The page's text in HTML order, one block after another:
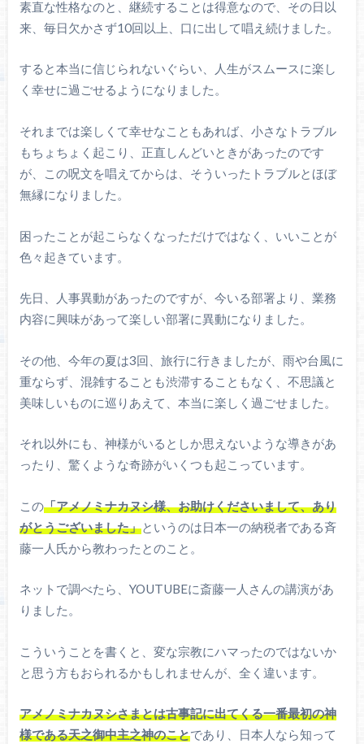
素直な性格なのと、継続することは得意なので、その日以
来、毎日欠かさず10回以上、口に出して唱え続けました。
すると本当に信じられないぐらい、人生がスムースに楽し
く幸せに過ごせるようになりました。
それまでは楽しくて幸せなこともあれば、小さなトラブル
もちょちょく起こり、正直しんどいときがあったのです
が、この呪文を唱えてからは、そういったトラブルとほぼ
無縁になりました。
困ったことが起こらなくなっただけではなく、いいことが
色々起きています。
先日、人事異動があったのですが、今いる部署より、業務
内容に興味があって楽しい部署に異動になりました。
その他、今年の夏は3回、旅行に行きましたが、雨や台風に
重ならず、混雑することも渋滞することもなく、不思議と
美味しいものに巡りあえて、本当に楽しく過ごせました。
それ以外にも、神様がいるとしか思えないような導きがあ
ったり、驚くような奇跡がいくつも起こっています。
この「アメノミナカヌシ様、お助けくださいまして、あり
がとうございました」というのは日本一の納税者である斉
藤一人氏から教わったとのこと。
ネットで調べたら、YOUTUBEに斎藤一人さんの講演があ
りました。
こういうことを書くと、変な宗教にハマったのではないか
と思う方もおられるかもしれませんが、全く違います。
アメノミナカヌシさまとは古事記に出てくる一番最初の神
様である天之御中主之神のことであり、日本人なら知って